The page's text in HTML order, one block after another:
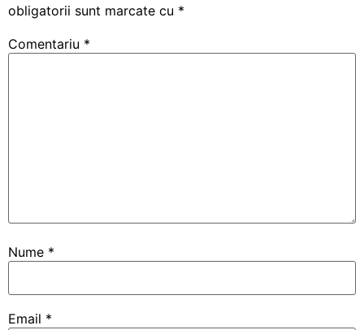
obligatorii sunt marcate cu *
Comentariu *
Nume *
Email *